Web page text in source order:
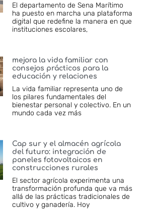
El departamento de Sena Marítimo
ha puesto en marcha una plataforma
digital que redefine la manera en que
instituciones escolares,
mejora la vida familiar con
consejos prácticos para la
educación y relaciones
La vida familiar representa uno de
los pilares fundamentales del
bienestar personal y colectivo. En un
mundo cada vez más
Cap sur y el almacén agrícola
del futuro: integración de
paneles fotovoltaicos en
construcciones rurales
El sector agrícola experimenta una
transformación profunda que va más
allá de las prácticas tradicionales de
cultivo y ganadería. Hoy